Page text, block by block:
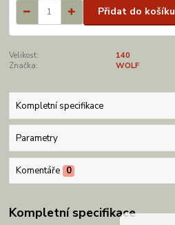
Přidat do košíku
Velikost:
140
Značka:
WOLF
Kompletní specifikace
Parametry
Komentáře 0
Kompletní specifikace